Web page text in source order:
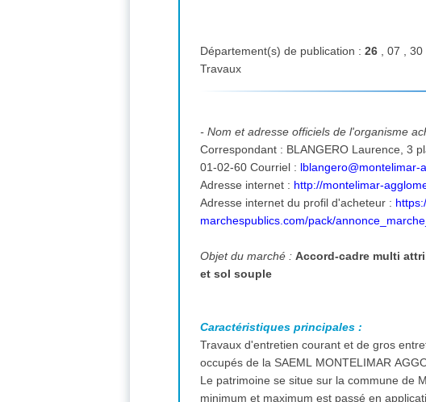
Département(s) de publication :26
Travaux
- Nom et adresse officiels de l'organisme
Correspondant : BLANGERO Laurence, 3 place Georges Clemenceau CS 40293 26207 MONTELIMAR CEDEX FRANCE. tél. : 04-75-
01-02-60 Courriel : lblangero@montelimar-
Adresse internet : http://montelimar-
Adresse internet du profil d'acheteur :
marchespublics.com/pack/
Objet du marché :Accord-cadre multi
et sol souple
Caractéristiques principales :
Travaux d'entretien courant et de gros
occupés de la SAEML MONTELIMAR
Le patrimoine se situe sur la commune de
minimum et maximum est passé en